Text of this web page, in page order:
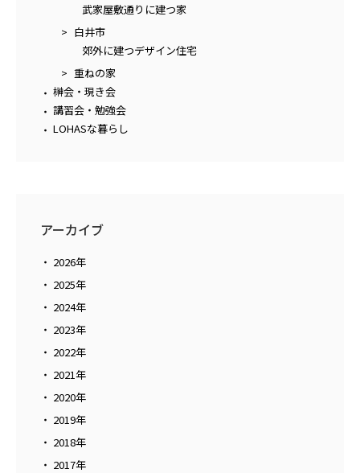
武家屋敷通りに建つ家
白井市
郊外に建つデザイン住宅
重ねの家
榊会・現き会
講習会・勉強会
LOHASな暮らし
アーカイブ
2026年
2025年
2024年
2023年
2022年
2021年
2020年
2019年
2018年
2017年